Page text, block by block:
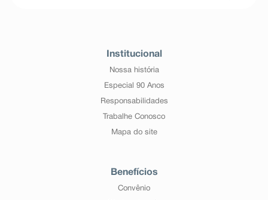
Institucional
Nossa história
Especial 90 Anos
Responsabilidades
Trabalhe Conosco
Mapa do site
Benefícios
Convênio